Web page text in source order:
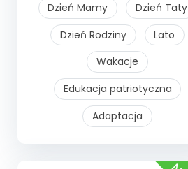
Dzień Mamy
Dzień Taty
Dzień Rodziny
Lato
Wakacje
Edukacja patriotyczna
Adaptacja